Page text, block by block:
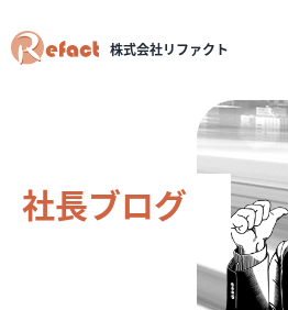
株式会社リファクト
社長ブログ